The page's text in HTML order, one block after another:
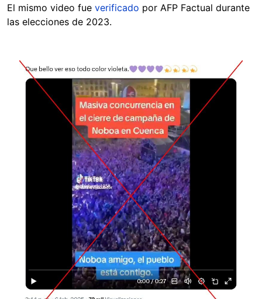
El mismo video fue verificado por AFP Factual durante
las elecciones de 2023.
Image